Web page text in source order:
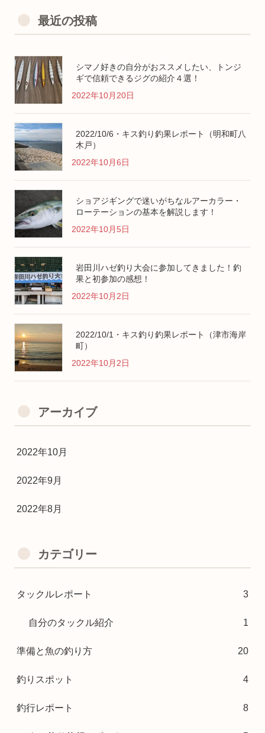
最近の投稿
シマノ好きの自分がおススメしたい、トンジ
ギで信頼できるジグの紹介４選！
2022年10月20日
2022/10/6・キス釣り釣果レポート（明和町八
木戸）
2022年10月6日
ショアジギングで迷いがちなルアーカラー・
ローテーションの基本を解説します！
2022年10月5日
岩田川ハゼ釣り大会に参加してきました！釣
果と初参加の感想！
2022年10月2日
2022/10/1・キス釣り釣果レポート（津市海岸
町）
2022年10月2日
アーカイブ
2022年10月
2022年9月
2022年8月
カテゴリー
タックルレポート 3
自分のタックル紹介 1
準備と魚の釣り方 20
釣りスポット 4
釣行レポート 8